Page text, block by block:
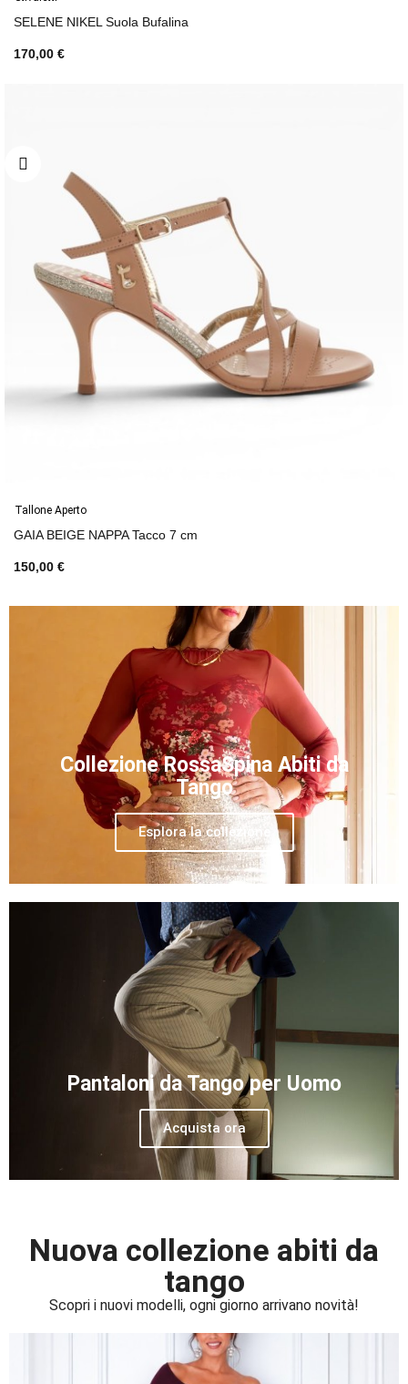
SELENE NIKEL Suola Bufalina
170,00 €
Tallone Aperto
GAIA BEIGE NAPPA Tacco 7 cm
150,00 €
Collezione RossaSpina Abiti da
Tango
Esplora la collezione
Pantaloni da Tango per Uomo
Acquista ora
Nuova collezione abiti da
tango
Scopri i nuovi modelli, ogni giorno arrivano novità!